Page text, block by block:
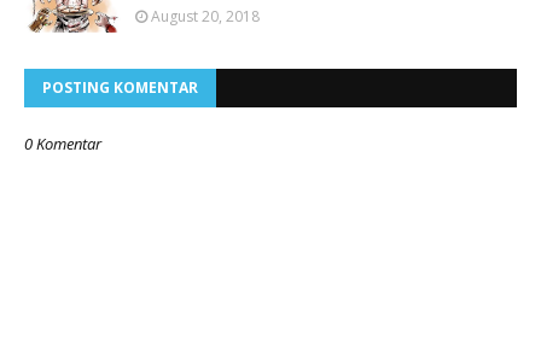
August 20, 2018
POSTING KOMENTAR
0 Komentar